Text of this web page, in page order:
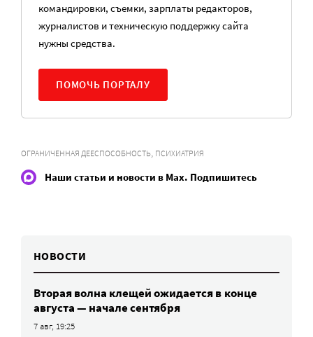
командировки, съемки, зарплаты редакторов,
журналистов и техническую поддержку сайта
нужны средства.
ПОМОЧЬ ПОРТАЛУ
ОГРАНИЧЕННАЯ ДЕЕСПОСОБНОСТЬ ПСИХИАТРИЯ
Наши статьи и новости в Max. Подпишитесь
НОВОСТИ
Вторая волна клещей ожидается в конце
августа — начале сентября
7 авг, 19:25